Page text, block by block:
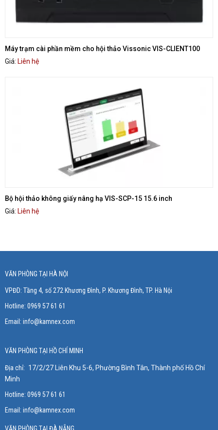
Máy trạm cài phần mềm cho hội thảo Vissonic VIS-CLIENT100
Giá: Liên hệ
Bộ hội thảo không giấy nâng hạ VIS-SCP-15 15.6 inch
Giá: Liên hệ
VĂN PHÒNG TẠI HÀ NỘI
VPĐD: Tầng 4, số 272 Khương Đình, P. Khương Đình, TP. Hà Nội
Hotline: 0969 57 61 61
Email: info@kamnex.com
VĂN PHÒNG TẠI HỒ CHÍ MINH
Địa chỉ: 17/2/27 Liên Khu 5-6, Phường Bình Tân, Thành phố Hồ Chí
Minh
Hotline: 0969 57 61 61
Email: info@kamnex.com